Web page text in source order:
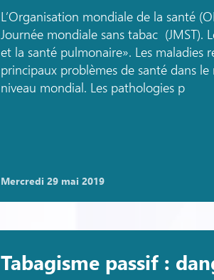
L’Organisation mondiale de la santé
Journée mondiale sans tabac (JMST).
et la santé pulmonaire». Les maladies
principaux problèmes de santé dans
niveau mondial. Les pathologies p
mercredi 29 mai 2019
Tabagisme passif :